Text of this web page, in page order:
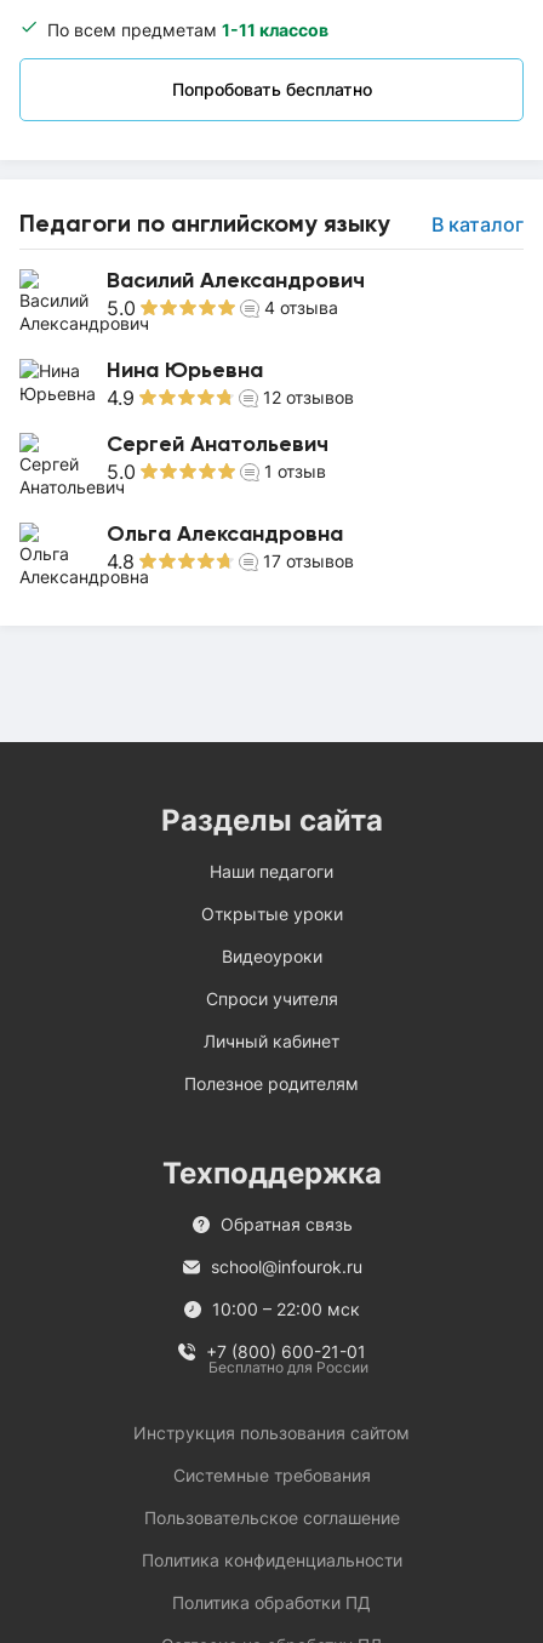
По всем предметам 1-11 классов
Попробовать бесплатно
Педагоги по английскому языку В каталог
Василий Александрович
5.0 4 отзыва
Нина Юрьевна
4.9 12 отзывов
Сергей Анатольевич
5.0 1 отзыв
Ольга Александровна
4.8 17 отзывов
Разделы сайта
Наши педагоги
Открытые уроки
Видеоуроки
Спроси учителя
Личный кабинет
Полезное родителям
Техподдержка
Обратная связь
school@infourok.ru
10:00 – 22:00 мск
+7 (800) 600-21-01
Бесплатно для России
Инструкция пользования сайтом
Системные требования
Пользовательское соглашение
Политика конфиденциальности
Политика обработки ПД